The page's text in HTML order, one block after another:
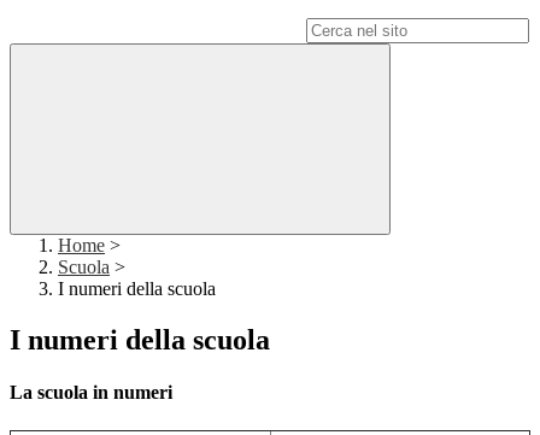
Home >
Scuola >
I numeri della scuola
I numeri della scuola
La scuola in numeri